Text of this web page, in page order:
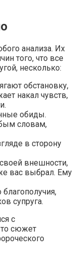
анализа. Их
того, что все
несколько:
обстановку,
накал чувств,
обиды.
словам,
в сторону
внешности,
вас выбрал. Ему
супруга.
с
сюжет